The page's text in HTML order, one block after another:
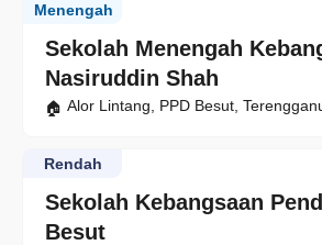
Sekolah Menengah
Nasiruddin Shah
Menengah
Alor Lintang, PPD Besut,
Sekolah Kebangsaan
Besut
Rendah